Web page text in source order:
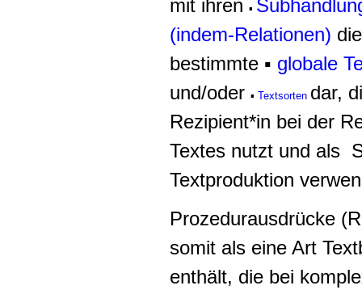
mit ihren ▪
(indem-Relationen)
bestimmte ▪ globale
und/oder ▪ Textsorten dar,
Rezipient*in bei der
Textes nutzt und als
Textproduktion
Prozedurausdrücke
somit als eine Art
enthält, die bei